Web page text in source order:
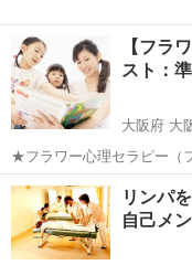
【フラ
スト：
大阪府 大
★フラワー心理セラピー（
お花を楽しみながら、少し
大阪 大阪市 セラ
リンパ
自己メ